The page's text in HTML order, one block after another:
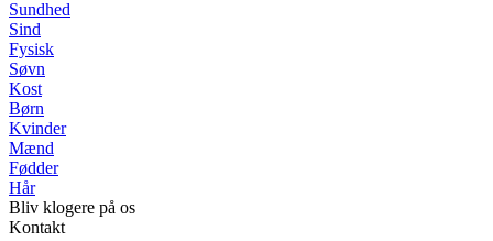
Sundhed
Sind
Fysisk
Søvn
Kost
Børn
Kvinder
Mænd
Fødder
Hår
Bliv klogere på os
Kontakt